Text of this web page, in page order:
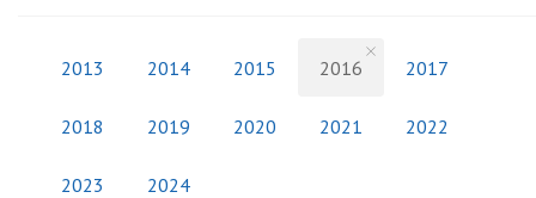
2013 2014 2015 2016 2017
2018 2019 2020 2021 2022
2023 2024